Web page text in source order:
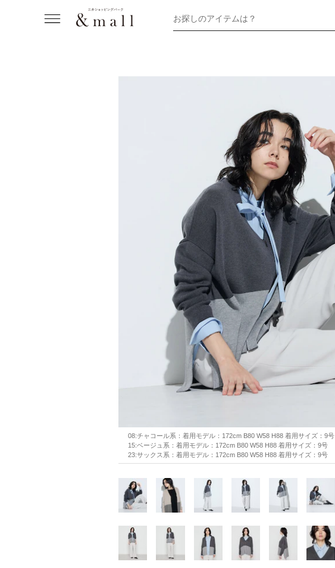
お探しのアイテムは？
08:チャコール系：着用モデル：172cm B80 W58 H88 着用サイズ：9号
15:ベージュ系：着用モデル：172cm B80 W58 H88 着用サイズ：9号
23:サックス系：着用モデル：172cm B80 W58 H88 着用サイズ：9号